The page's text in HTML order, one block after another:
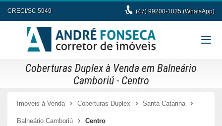
CRECI/SC 5949 (47) 99200-1035 (WhatsApp)
Coberturas Duplex à Venda em Balneário
Camboriú - Centro
Imóveis à Venda Coberturas Duplex Santa Catarina
Balneário Camboriú Centro